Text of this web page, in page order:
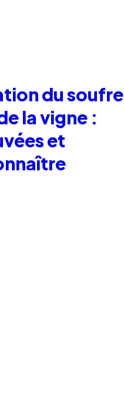
du soufre
la vigne :
et